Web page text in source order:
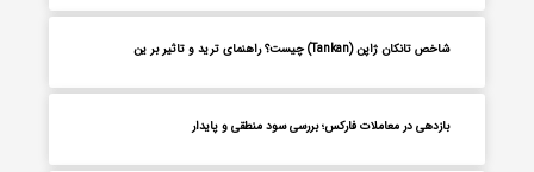
شاخص تانکان ژاپن (Tankan) چیست؟ راهنمای ترید و تاثیر بر ین
بازدهی در معاملات فارکس؛ بررسی سود منطقی و پایدار